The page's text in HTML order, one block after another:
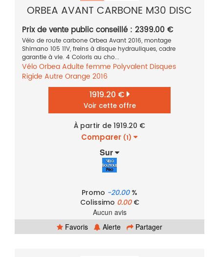
ORBEA AVANT CARBONE M30 DISC
Prix de vente public conseillé : 2399.00 €
Vélo de route carbone Orbea Avant 2016, montage
Shimano 105 11V, freins à disque hydrauliques, cadre
garantie à vie. 4 Coloris au cho...
VéloOrbeaAdulte femme Polyvalent Disques
Rigide Autre Orange 2016
1919.20 €
Voir cette offre
À partir de 1919.20 €
Comparer (1)
Sur
Promo -20.00%
Colissimo 0.00€
Aucun avis
Favoris
Alerte Partager